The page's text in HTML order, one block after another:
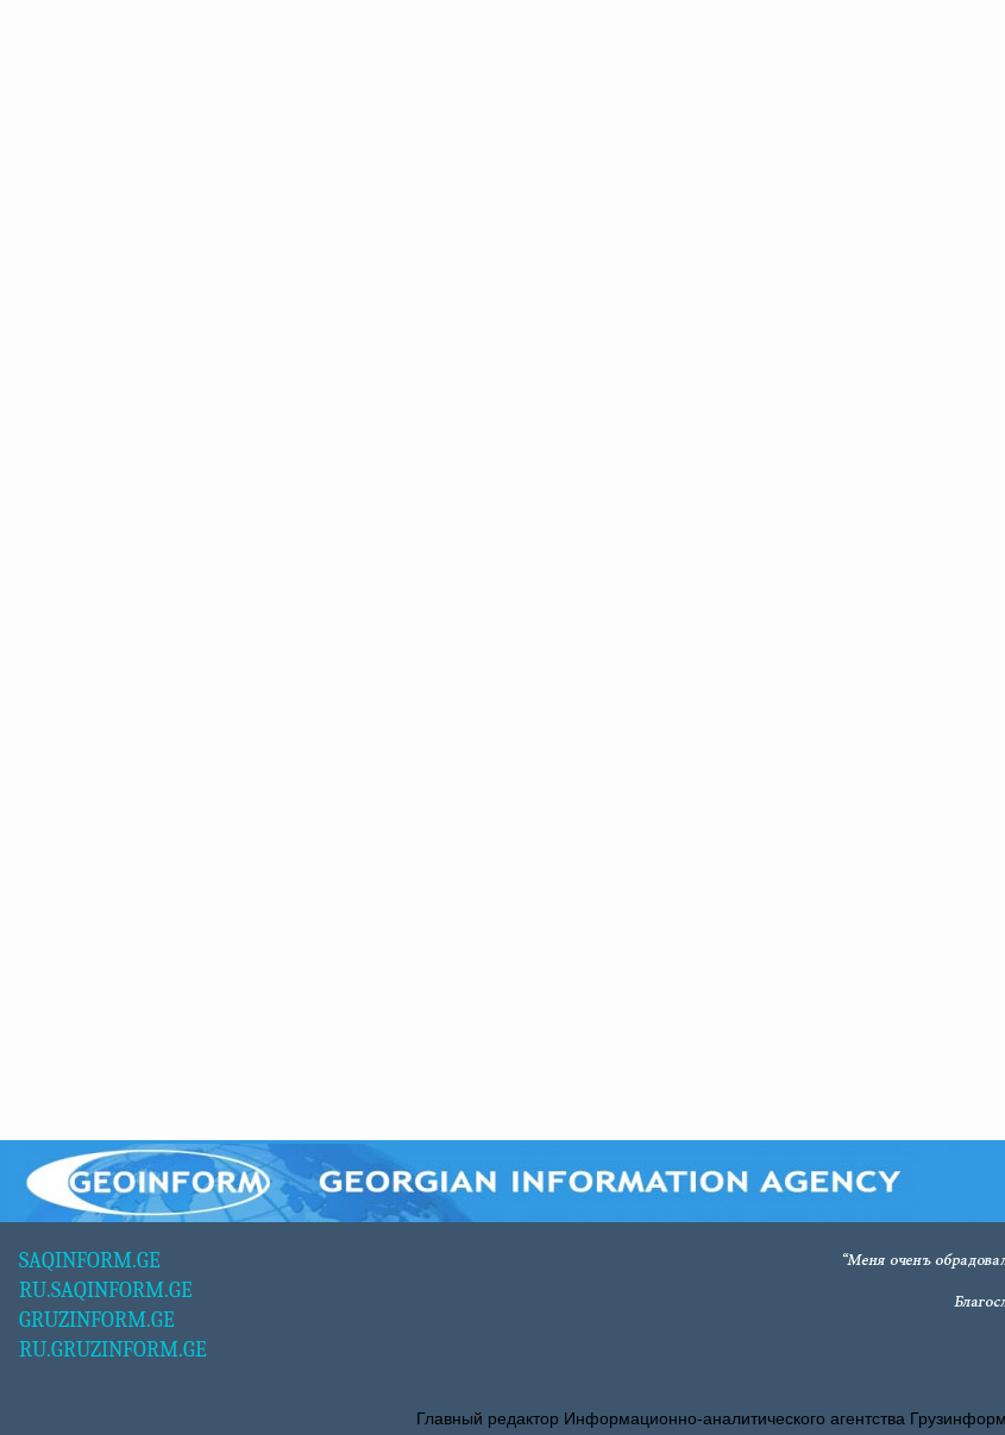
SAQINFORM.GE
RU.SAQINFORM.GE
GRUZINFORM.GE
RU.GRUZINFORM.GE
Главный редактор Информационно-аналитического агентства